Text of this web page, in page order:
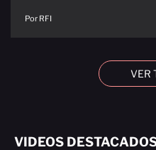
Por RFI
VER
VIDEOS